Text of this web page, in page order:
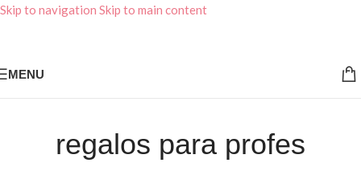
Skip to navigation Skip to main content
MENU
regalos para profes